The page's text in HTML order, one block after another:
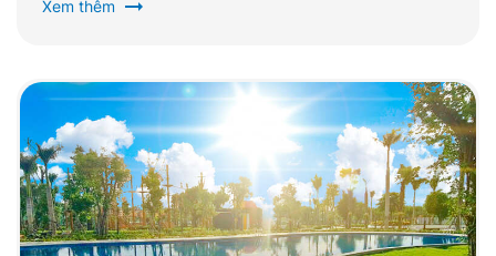
Xem thêm arrow_right_alt